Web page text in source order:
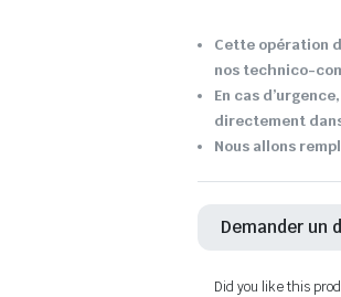
Cette opération
nos technico-
En cas
directement
Nous allons
Demander un
Did you like this